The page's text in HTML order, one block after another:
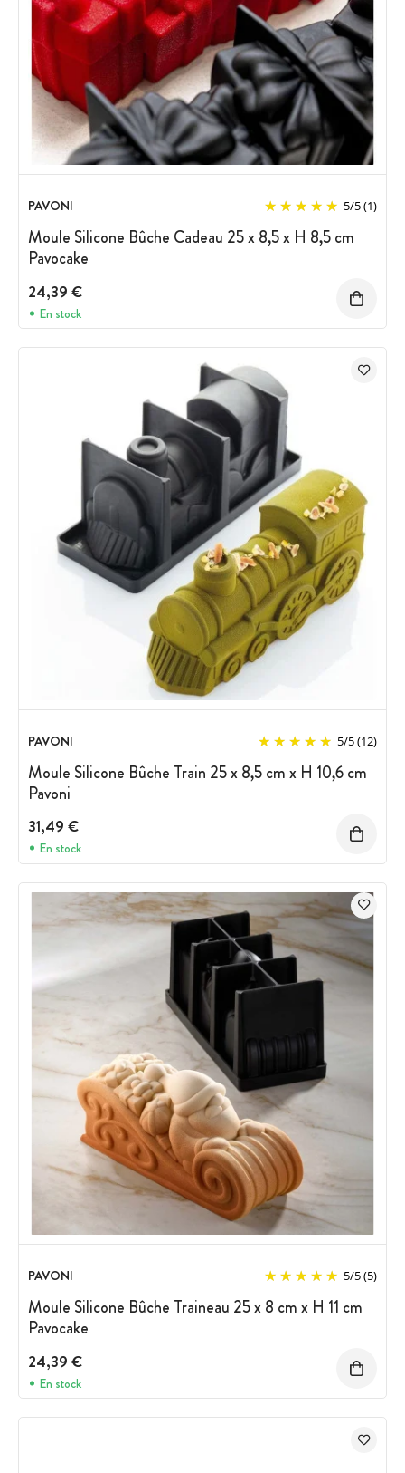
PAVONI 5/5(1)
Moule Silicone Bûche Cadeau 25 x 8,5 x H 8,5 cm
Pavocake
24,39 €
En stock
PAVONI 5/5(12)
Moule Silicone Bûche Train 25 x 8,5 cm x H 10,6 cm
Pavoni
31,49 €
En stock
PAVONI 5/5(5)
Moule Silicone Bûche Traineau 25 x 8 cm x H 11 cm
Pavocake
24,39 €
En stock